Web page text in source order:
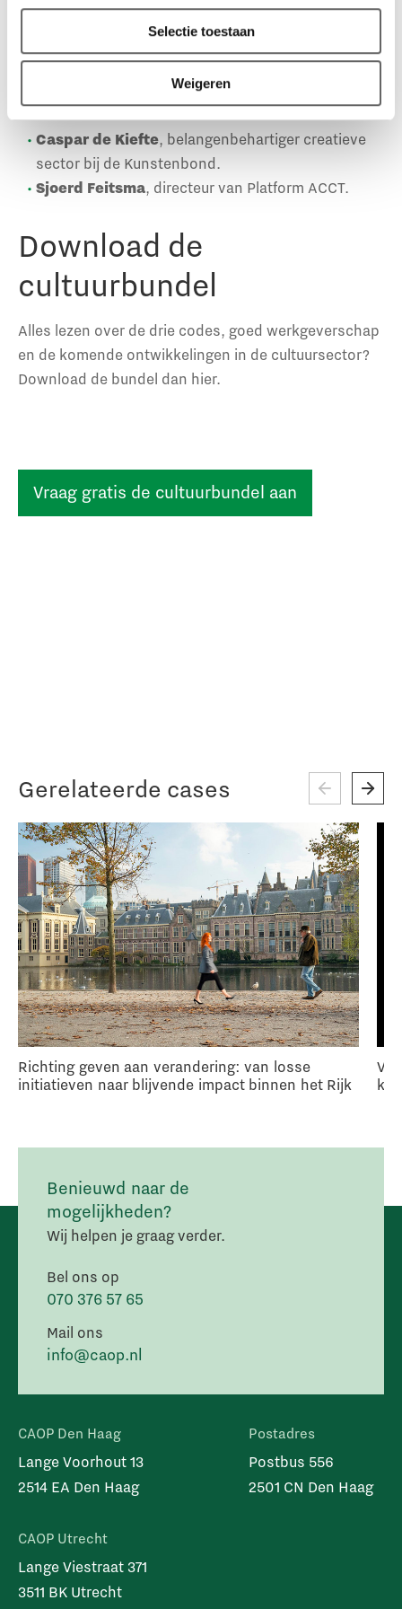
Selectie toestaan
Weigeren
actieleernetwerken Duurzame Inzetbaarheid voor
de poppodia, orkesten en Nationale Opera & Ballet
in het kader van het MDIEU-programma van de
Caspar de Kiefte, belangenbehartiger creatieve
sector bij de Kunstenbond.
Sjoerd Feitsma, directeur van Platform ACCT.
Download de
cultuurbundel
Alles lezen over de drie codes, goed werkgeverschap
en de komende ontwikkelingen in de cultuursector?
Download de bundel dan hier.
Vraag gratis de cultuurbundel aan
Gerelateerde cases
Richting geven aan verandering: van losse
initiatieven naar blijvende impact binnen het Rijk
Benieuwd naar de
mogelijkheden?
Wij helpen je graag verder.
Bel ons op
070 376 57 65
Mail ons
info@caop.nl
CAOP Den Haag
Lange Voorhout 13
2514 EA Den Haag
CAOP Utrecht
Lange Viestraat 371
3511 BK Utrecht
Postadres
Postbus 556
2501 CN Den Haag